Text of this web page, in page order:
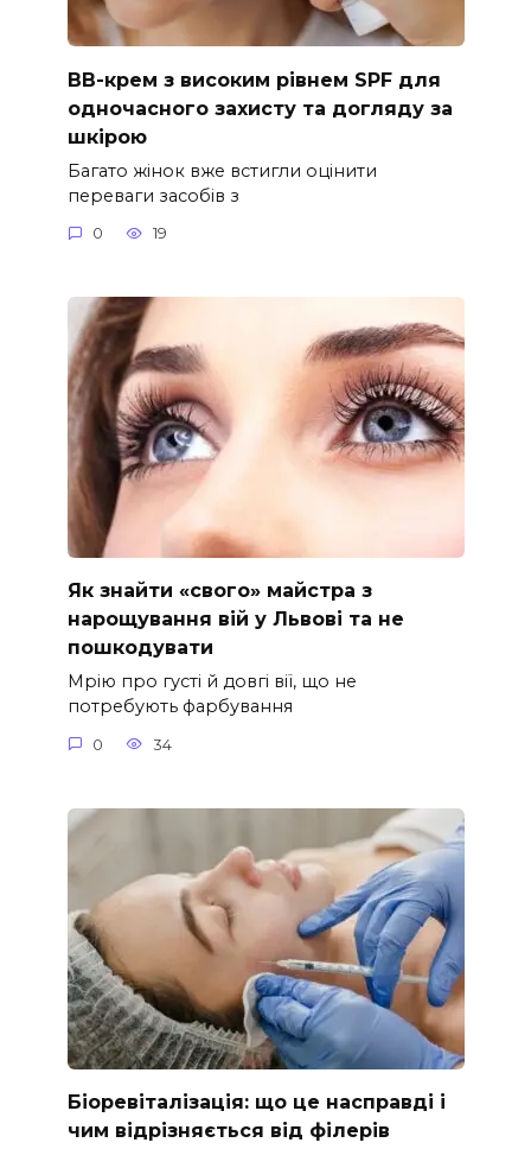
ВВ-крем з високим рівнем SPF для
одночасного захисту та догляду за
шкірою
Багато жінок вже встигли оцінити
переваги засобів з
0 19
Як знайти «свого» майстра з
нарощування вій у Львові та не
пошкодувати
Мрію про густі й довгі вії, що не
потребують фарбування
0 34
Біоревіталізація: що це насправді і
чим відрізняється від філерів